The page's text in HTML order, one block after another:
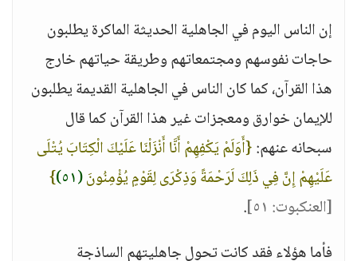
إن الناس اليوم في الجاهلية الحديثة الماكرة يطلبون
حاجات نفوسهم ومجتمعاتهم وطريقة حياتهم خارج
هذا القرآن، كما كان الناس في الجاهلية القديمة يطلبون
للإيمان خوارق ومعجزات غير هذا القرآن كما قال
سبحانه عنهم:{أَوَلَمْ يَكْفِهِمْ أَنَّا أَنْزَلْنَا عَلَيْكَ الْكِتَابَ يُتْلَى
عَلَيْهِمْ إِنَّ فِي ذَلِكَ لَرَحْمَةً وَذِكْرَى لِقَوْمٍ يُؤْمِنُونَ(٥١)
}
[العنكبوت: ٥١]
.
فأما هؤلاء فقد كانت تحول جاهليتهم الساذجة